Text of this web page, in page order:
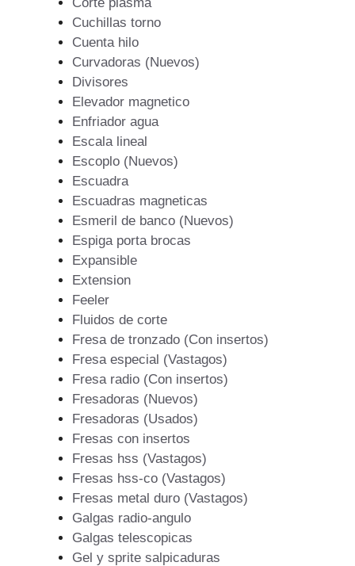
Cuchillas torno
Cuenta hilo
Curvadoras (Nuevos)
Divisores
Elevador magnetico
Enfriador agua
Escala lineal
Escoplo (Nuevos)
Escuadra
Escuadras magneticas
Esmeril de banco (Nuevos)
Espiga porta brocas
Expansible
Extension
Feeler
Fluidos de corte
Fresa de tronzado (Con insertos)
Fresa especial (Vastagos)
Fresa radio (Con insertos)
Fresadoras (Nuevos)
Fresadoras (Usados)
Fresas con insertos
Fresas hss (Vastagos)
Fresas hss-co (Vastagos)
Fresas metal duro (Vastagos)
Galgas radio-angulo
Galgas telescopicas
Gel y sprite salpicaduras